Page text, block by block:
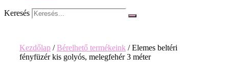
Keresés
Kezdőlap /Bérelhető termékeink / Elemes beltéri
fényfüzér kis golyós, melegfehér 3 méter